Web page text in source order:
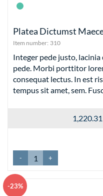
Platea Dictumst
Item number: 310
Integer pede justo,
pede. Morbi porttitor
consequat lectus. In est
tempus sit amet, sem.
- +
-23%